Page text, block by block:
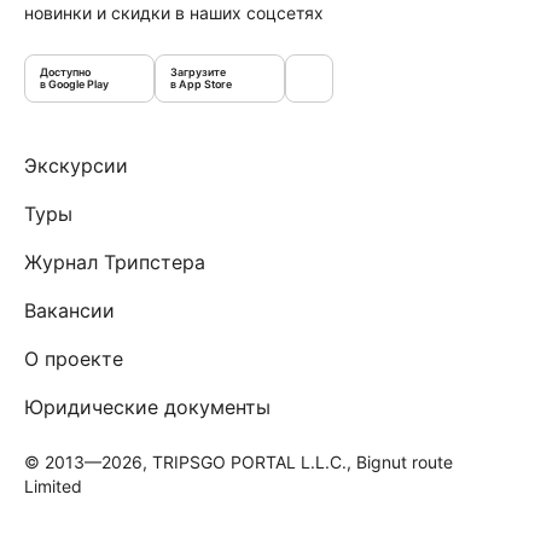
новинки и скидки в наших соцсетях
Доступно
в Google Play
Загрузите
в App Store
Экскурсии
Туры
Журнал Трипстера
Вакансии
О проекте
Юридические документы
© 2013—2026, TRIPSGO PORTAL L.L.C., Bignut route
Limited